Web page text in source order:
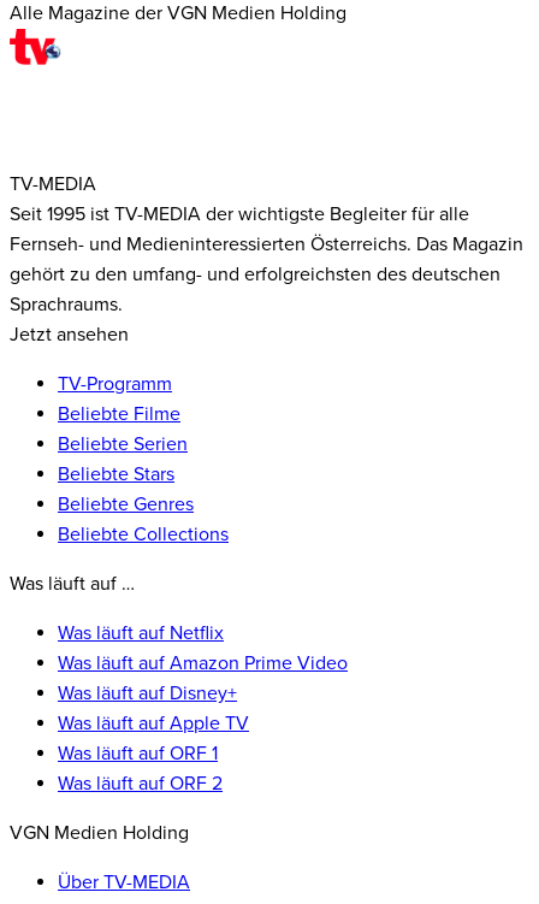
Alle Magazine der VGN Medien Holding
TV-MEDIA
Seit 1995 ist TV-MEDIA der wichtigste Begleiter für alle
Fernseh- und Medieninteressierten Österreichs. Das Magazin
gehört zu den umfang- und erfolgreichsten des deutschen
Sprachraums.
Jetzt ansehen
TV-Programm
Beliebte Filme
Beliebte Serien
Beliebte Stars
Beliebte Genres
Beliebte Collections
Was läuft auf …
Was läuft auf Netflix
Was läuft auf Amazon Prime Video
Was läuft auf Disney+
Was läuft auf Apple TV
Was läuft auf ORF 1
Was läuft auf ORF 2
VGN Medien Holding
Über TV-MEDIA